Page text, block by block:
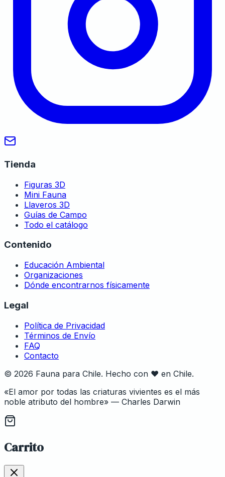
Tienda
Figuras 3D
Mini Fauna
Llaveros 3D
Guías de Campo
Todo el catálogo
Contenido
Educación Ambiental
Organizaciones
Dónde encontrarnos físicamente
Legal
Política de Privacidad
Términos de Envío
FAQ
Contacto
© 2026 Fauna para Chile. Hecho con ♥ en Chile.
«El amor por todas las criaturas vivientes es el más
noble atributo del hombre» — Charles Darwin
Carrito